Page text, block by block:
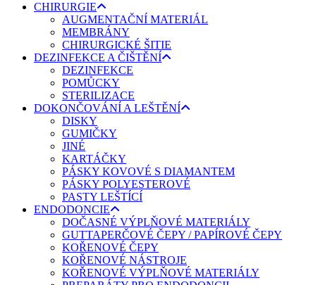
CHIRURGIE
AUGMENTAČNÍ MATERIÁL
MEMBRÁNY
CHIRURGICKÉ ŠITIE
DEZINFEKCE A ČIŠTĚNÍ
DEZINFEKCE
POMŮCKY
STERILIZACE
DOKONČOVÁNÍ A LEŠTĚNÍ
DISKY
GUMIČKY
JINÉ
KARTÁČKY
PÁSKY KOVOVÉ S DIAMANTEM
PÁSKY POLYESTEROVÉ
PASTY LEŠTÍCÍ
ENDODONCIE
DOČASNÉ VÝPLŇOVÉ MATERIÁLY
GUTTAPERČOVÉ ČEPY / PAPÍROVÉ ČEPY
KOŘENOVÉ ČEPY
KOŘENOVÉ NÁSTROJE
KOŘENOVÉ VÝPLŇOVÉ MATERIÁLY